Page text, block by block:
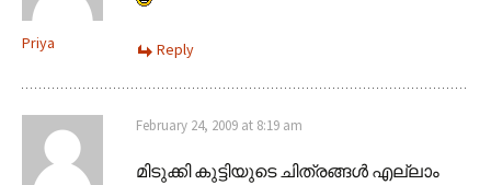
Priya Reply
February 24, 2009 at 8:19 am
മിടുക്കി കുട്ടിയുടെ ചിത്രങ്ങള്‍ എല്ലാം